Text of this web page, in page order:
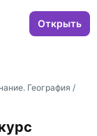
Открыть
География /